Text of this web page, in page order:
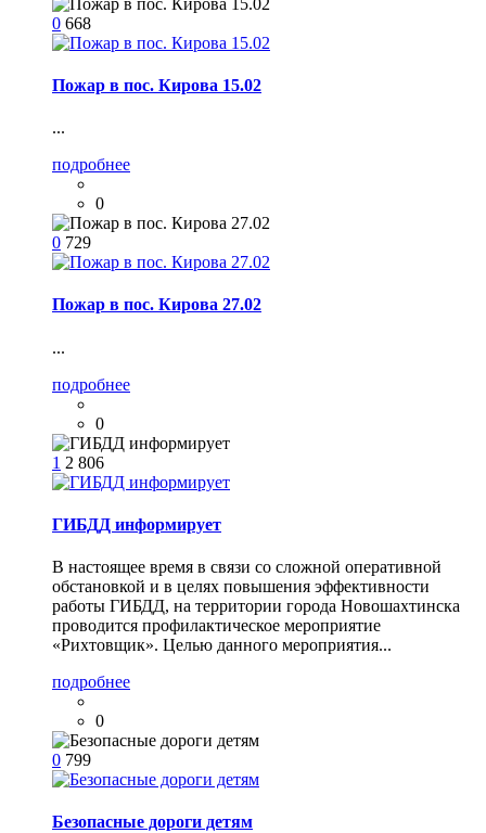
0 668
Пожар в пос. Кирова 15.02
...
подробнее
0
0 729
Пожар в пос. Кирова 27.02
...
подробнее
0
1 2 806
ГИБДД информирует
В настоящее время в связи со сложной оперативной
обстановкой и в целях повышения эффективности
работы ГИБДД, на территории города Новошахтинска
проводится профилактическое мероприятие
«Рихтовщик». Целью данного мероприятия...
подробнее
0
0 799
Безопасные дороги детям